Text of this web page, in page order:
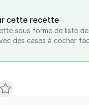
cette recette
sous forme de liste
des cases à cocher